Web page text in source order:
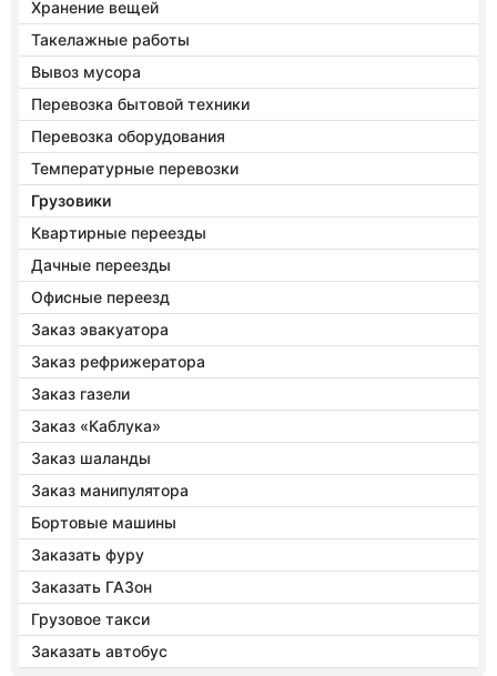
Хранение вещей
Такелажные работы
Вывоз мусора
Перевозка бытовой техники
Перевозка оборудования
Температурные перевозки
Грузовики
Квартирные переезды
Дачные переезды
Офисные переезд
Заказ эвакуатора
Заказ рефрижератора
Заказ газели
Заказ «Каблука»
Заказ шаланды
Заказ манипулятора
Бортовые машины
Заказать фуру
Заказать ГАЗон
Грузовое такси
Заказать автобус